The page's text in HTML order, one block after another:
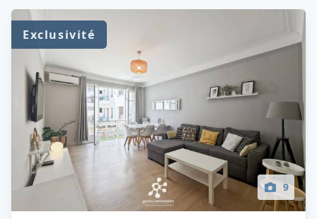
9
Exclusivité